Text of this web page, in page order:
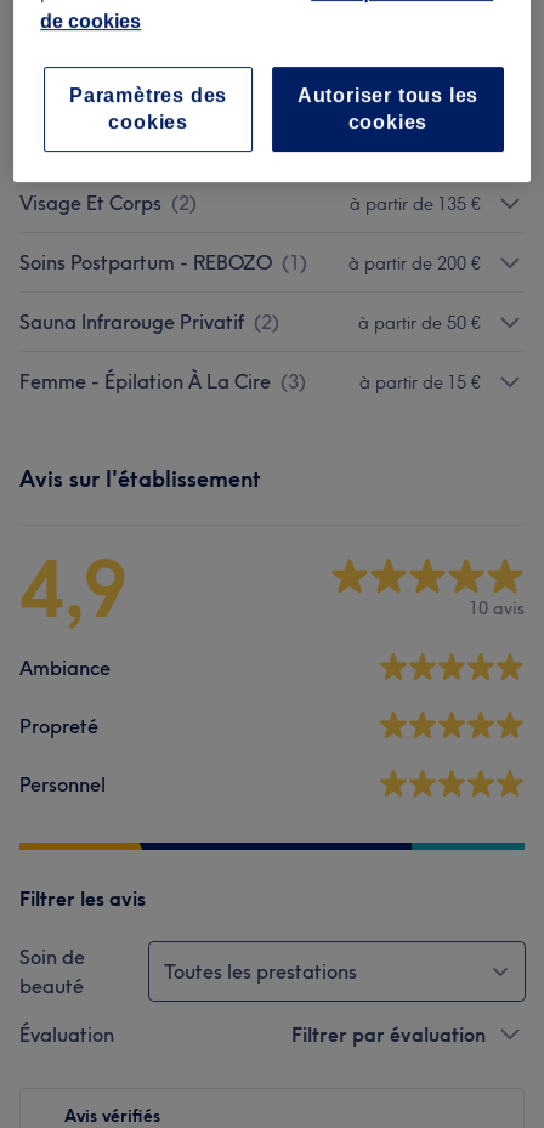
Les Exclusivités De L'été By Le Songe
Massage Sur Mesure à partir de 85 €
Visage Sur Mesure
Visage Et Corps (2) à partir de 135 €
Soins Postpartum - REBOZO (1) à partir de 200 €
Sauna Infrarouge Privatif (2) à partir de 50 €
Femme - Épilation À La Cire (3) à partir de 15 €
Avis sur l'établissement
4,9 10 avis
Ambiance
Propreté
Personnel
Filtrer les avis
Soin de
beauté
Toutes les prestations
Évaluation Filtrer par évaluation
Avis vérifiés
de cookies
Autoriser tous les
cookies
Paramètres des
cookies